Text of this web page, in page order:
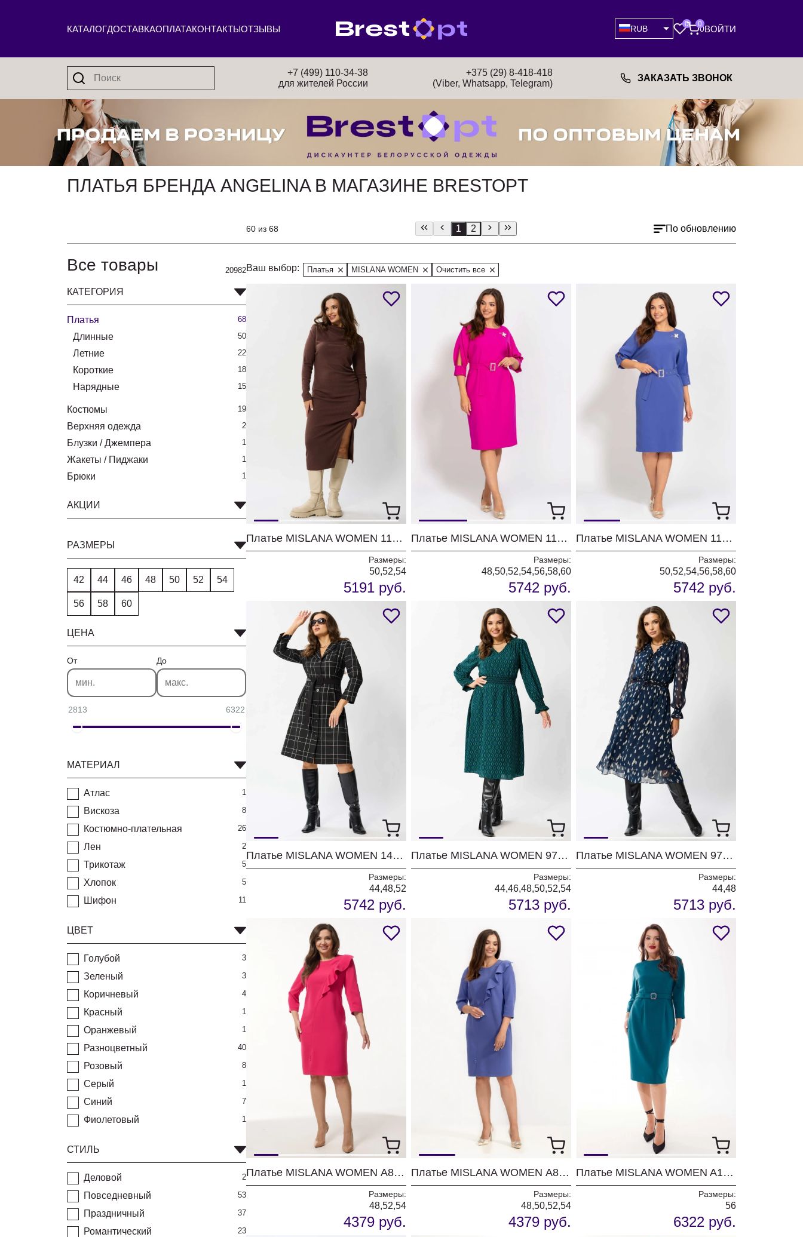
КАТАЛОГДОСТАВКАОПЛАТАКОНТАКТЫОТЗЫВЫ RUB
0 0
0ВОЙТИ
+7 (499) 110-34-38
для жителей России
+375 (29) 8-418-418
(Viber, Whatsapp, Telegram)
ЗАКАЗАТЬ ЗВОНОК
ПЛАТЬЯ БРЕНДА ANGELINA В МАГАЗИНЕ BRESTOPT
60 из 68 По обновлению
1 2
Все товары 20982
КАТЕГОРИЯ
Платья 68
Длинные 50
Летние 22
Короткие 18
Нарядные 15
Костюмы 19
Верхняя одежда 2
Блузки / Джемпера 1
Жакеты / Пиджаки 1
Брюки 1
АКЦИИ
РАЗМЕРЫ
42 44 46 48 50 52 54
56 58 60
ЦЕНА
От До
2813 6322
МАТЕРИАЛ
Атлас 1
Вискоза 8
Костюмно-плательная 26
Лен 2
Трикотаж 5
Хлопок 5
Шифон 11
ЦВЕТ
Голубой 3
Зеленый 3
Коричневый 4
Красный 1
Оранжевый 1
Разноцветный 40
Розовый 8
Серый 1
Синий 7
Фиолетовый 1
СТИЛЬ
Деловой 2
Повседневный 53
Праздничный 37
Романтический 23
Ваш выбор: Платья MISLANA WOMEN Очистить все
Платье MISLANA WOMEN 1122 шоколад
Размеры:
50,52,54
5191 руб.
Платье MISLANA WOMEN 1121 фуксия
Размеры:
48,50,52,54,56,58,60
5742 руб.
Платье MISLANA WOMEN 1121 синий
Размеры:
50,52,54,56,58,60
5742 руб.
Платье MISLANA WOMEN 1495 черная клетка
Размеры:
44,48,52
5742 руб.
Платье MISLANA WOMEN 971 зелено/синий
Размеры:
44,46,48,50,52,54
5713 руб.
Платье MISLANA WOMEN 970 синий
Размеры:
44,48
5713 руб.
Платье MISLANA WOMEN А802 фуксия
Размеры:
48,52,54
4379 руб.
Платье MISLANA WOMEN А802 синий
Размеры:
48,50,52,54
4379 руб.
Платье MISLANA WOMEN A1009 бирюза
Размеры:
56
6322 руб.